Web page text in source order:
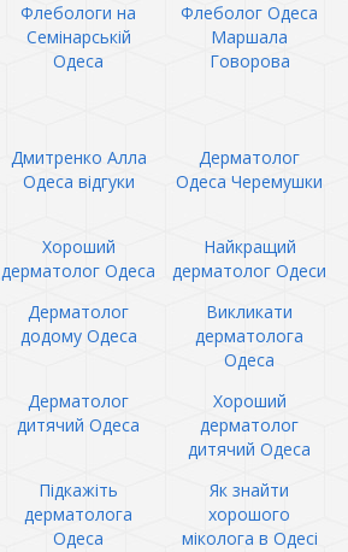
Флебологи на
Семінарській
Одеса
Флеболог Одеса
Маршала
Говорова
Дмитренко Алла
Одеса відгуки
Дерматолог
Одеса Черемушки
Хороший
дерматолог Одеса
Найкращий
дерматолог Одеси
Дерматолог
додому Одеса
Викликати
дерматолога
Одеса
Дерматолог
дитячий Одеса
Хороший
дерматолог
дитячий Одеса
Підкажіть
дерматолога
Одеса
Як знайти
хорошого
міколога в Одесі